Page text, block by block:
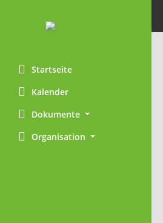
Startseite
Kalender
Dokumente
Organisation